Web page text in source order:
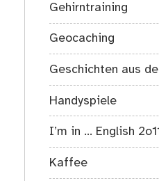
Gehirntraining
Geocaching
Geschichten aus
Handyspiele
I’m in … English
Kaffee